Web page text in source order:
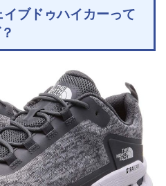
イブドゥハイカーって